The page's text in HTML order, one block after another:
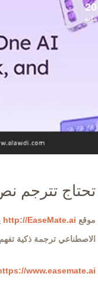
20
مايو
تحتاج تترجم
موقع http://EaseMate.ai
الاصطناعي ترجمة ذكية
www.easemate.ai/